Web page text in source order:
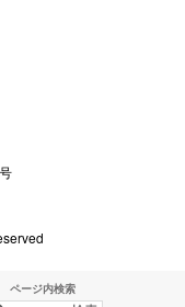
ページ内検索